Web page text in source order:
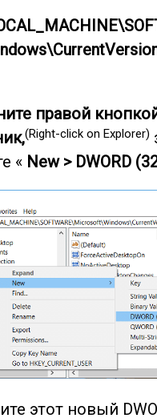
правой
(Right-click on Explorer)
« New > DWORD
этот новый